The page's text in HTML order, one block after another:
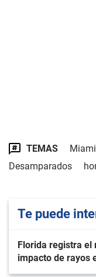
TEMAS Miami
Desamparados
Te puede
Florida registra el
impacto de rayos